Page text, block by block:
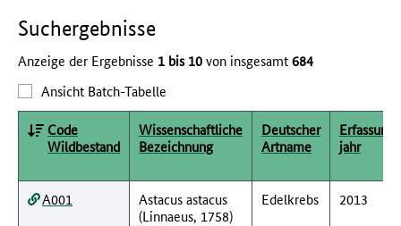
Such­ergebnisse
Anzeige der Ergebnisse 1 bis 10von insgesamt684
Ansicht Batch-Tabelle
Code
Wildbestand
Wissenschaftliche
Bezeichnung
Deutscher
Artname
jahr
A001
Astacus astacus
(Linnaeus, 1758)
Edelkrebs 2013